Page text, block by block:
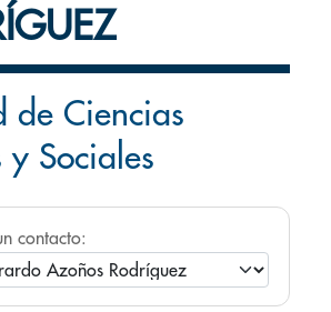
de Ciencias
y Sociales
contacto: